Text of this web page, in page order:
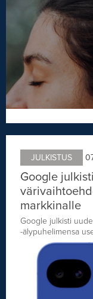
JULKISTUS
Google
markkinalle
Google julkisti
-älypuhelimensa